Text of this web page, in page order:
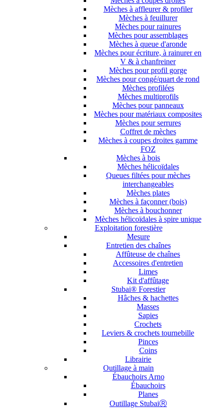
Mèches à affleurer & profiler
Mèches à feuillurer
Mèches pour rainures
Mèches pour assemblages
Mèches à queue d'aronde
Mèches pour écriture, à rainurer en
V & à chanfreiner
Mèches pour profil gorge
Mèches pour congé/quart de rond
Mèches profilées
Mèches multiprofils
Mèches pour panneaux
Mèches pour matériaux composites
Mèches pour serrures
Coffret de mèches
Mèches à coupes droites gamme
FOZ
Mèches à bois
Mèches hélicoïdales
Queues filtées pour mèches
interchangeables
Mèches plates
Mèches à façonner (bois)
Mèches à bouchonner
Mèches hélicoïdales à spire unique
Exploitation forestière
Mesure
Entretien des chaînes
Affûteuse de chaînes
Accessoires d'entretien
Limes
Kit d'affûtage
Stubai® Forestier
Hâches & hachettes
Masses
Sapies
Crochets
Leviers & crochets tournebille
Pinces
Coins
Librairie
Outillage à main
Ébauchoirs Arno
Ébauchoirs
Planes
Outillage StubaiⓇ